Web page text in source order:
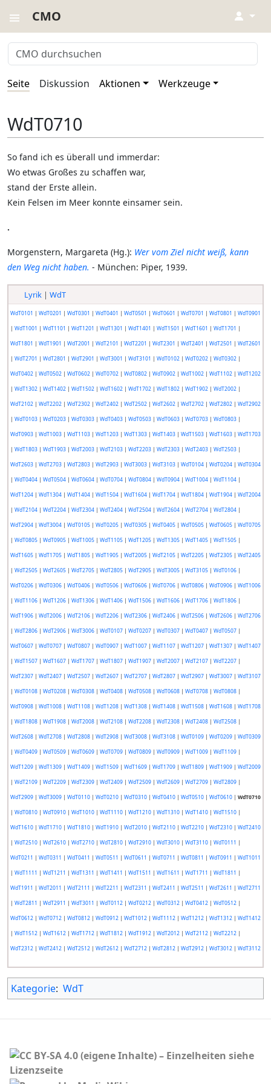
CMO ↓
Seite Diskussion Aktionen Werkzeuge
WdT0710
So fand ich es überall und immerdar:
Wo etwas Großes zu schaffen war,
stand der Erste allein.
Kein Felsen im Meer konnte einsamer sein.
.
Morgenstern, Margareta (Hg.): Wer vom Ziel nicht weiß, kann
den Weg nicht haben. - München: Piper, 1939.
Lyrik| WdT
WdT0101 | WdT0201 | WdT0301 | WdT0401 | WdT0501 | WdT0601 | WdT0701 | WdT0801 | WdT0901
| WdT1001 | WdT1101 | WdT1201 | WdT1301 | WdT1401 | WdT1501 | WdT1601 | WdT1701 |
WdT1801 | WdT1901 | WdT2001 | WdT2101 | WdT2201 | WdT2301 | WdT2401 | WdT2501 | WdT2601
| WdT2701 | WdT2801 | WdT2901 | WdT3001 | WdT3101 | WdT0102| WdT0202| WdT0302|
WdT0402| WdT0502| WdT0602| WdT0702| WdT0802| WdT0902| WdT1002| WdT1102| WdT1202
| WdT1302| WdT1402| WdT1502| WdT1602| WdT1702| WdT1802| WdT1902| WdT2002|
WdT2102| WdT2202| WdT2302| WdT2402| WdT2502| WdT2602| WdT2702| WdT2802| WdT2902
| WdT0103| WdT0203| WdT0303| WdT0403| WdT0503| WdT0603| WdT0703| WdT0803|
WdT0903| WdT1003| WdT1103| WdT1203| WdT1303| WdT1403| WdT1503| WdT1603| WdT1703
| WdT1803| WdT1903| WdT2003| WdT2103| WdT2203| WdT2303| WdT2403| WdT2503|
WdT2603| WdT2703| WdT2803| WdT2903| WdT3003| WdT3103| WdT0104| WdT0204| WdT0304
| WdT0404| WdT0504| WdT0604| WdT0704| WdT0804| WdT0904| WdT1004| WdT1104|
WdT1204| WdT1304| WdT1404| WdT1504| WdT1604| WdT1704| WdT1804| WdT1904| WdT2004
| WdT2104| WdT2204| WdT2304| WdT2404| WdT2504| WdT2604| WdT2704| WdT2804|
WdT2904| WdT3004| WdT0105| WdT0205| WdT0305| WdT0405| WdT0505| WdT0605| WdT0705
| WdT0805| WdT0905| WdT1005| WdT1105| WdT1205| WdT1305| WdT1405| WdT1505|
WdT1605| WdT1705| WdT1805| WdT1905| WdT2005| WdT2105| WdT2205| WdT2305| WdT2405
| WdT2505| WdT2605| WdT2705| WdT2805| WdT2905| WdT3005| WdT3105| WdT0106|
WdT0206| WdT0306| WdT0406| WdT0506| WdT0606| WdT0706| WdT0806| WdT0906| WdT1006
| WdT1106| WdT1206| WdT1306| WdT1406| WdT1506| WdT1606| WdT1706| WdT1806|
WdT1906| WdT2006| WdT2106| WdT2206| WdT2306| WdT2406| WdT2506| WdT2606| WdT2706
| WdT2806| WdT2906| WdT3006| WdT0107| WdT0207| WdT0307| WdT0407| WdT0507|
WdT0607| WdT0707| WdT0807| WdT0907| WdT1007| WdT1107| WdT1207| WdT1307| WdT1407
| WdT1507| WdT1607| WdT1707| WdT1807| WdT1907| WdT2007| WdT2107| WdT2207|
WdT2307| WdT2407| WdT2507| WdT2607| WdT2707| WdT2807| WdT2907| WdT3007| WdT3107
| WdT0108| WdT0208| WdT0308| WdT0408| WdT0508| WdT0608| WdT0708| WdT0808|
WdT0908| WdT1008| WdT1108| WdT1208| WdT1308| WdT1408| WdT1508| WdT1608| WdT1708
| WdT1808| WdT1908| WdT2008| WdT2108| WdT2208| WdT2308| WdT2408| WdT2508|
WdT2608| WdT2708| WdT2808| WdT2908| WdT3008| WdT3108| WdT0109| WdT0209| WdT0309
| WdT0409| WdT0509| WdT0609| WdT0709| WdT0809| WdT0909| WdT1009| WdT1109|
WdT1209| WdT1309| WdT1409| WdT1509| WdT1609| WdT1709| WdT1809| WdT1909| WdT2009
| WdT2109| WdT2209| WdT2309| WdT2409| WdT2509| WdT2609| WdT2709| WdT2809|
WdT2909| WdT3009| WdT0110| WdT0210| WdT0310| WdT0410| WdT0510| WdT0610| WdT0710
| WdT0810| WdT0910| WdT1010| WdT1110| WdT1210| WdT1310| WdT1410| WdT1510|
WdT1610| WdT1710| WdT1810| WdT1910| WdT2010| WdT2110| WdT2210| WdT2310| WdT2410
| WdT2510| WdT2610| WdT2710| WdT2810| WdT2910| WdT3010| WdT3110| WdT0111 |
WdT0211 | WdT0311 | WdT0411 | WdT0511 | WdT0611 | WdT0711 | WdT0811 | WdT0911 | WdT1011
| WdT1111 | WdT1211 | WdT1311 | WdT1411 | WdT1511 | WdT1611 | WdT1711 | WdT1811 |
WdT1911 | WdT2011 | WdT2111 | WdT2211 | WdT2311 | WdT2411 | WdT2511 | WdT2611 | WdT2711
| WdT2811 | WdT2911 | WdT3011 | WdT0112| WdT0212| WdT0312| WdT0412| WdT0512|
WdT0612| WdT0712| WdT0812| WdT0912| WdT1012| WdT1112| WdT1212| WdT1312| WdT1412
| WdT1512| WdT1612| WdT1712| WdT1812| WdT1912| WdT2012| WdT2112| WdT2212|
WdT2312| WdT2412| WdT2512| WdT2612| WdT2712| WdT2812| WdT2912| WdT3012| WdT3112
Kategorie: WdT